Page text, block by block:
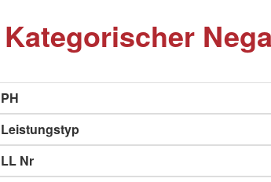
Kategorischer
PH
Leistungstyp
LL Nr